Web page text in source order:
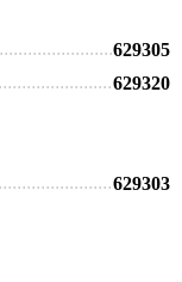
629305
629320
629303